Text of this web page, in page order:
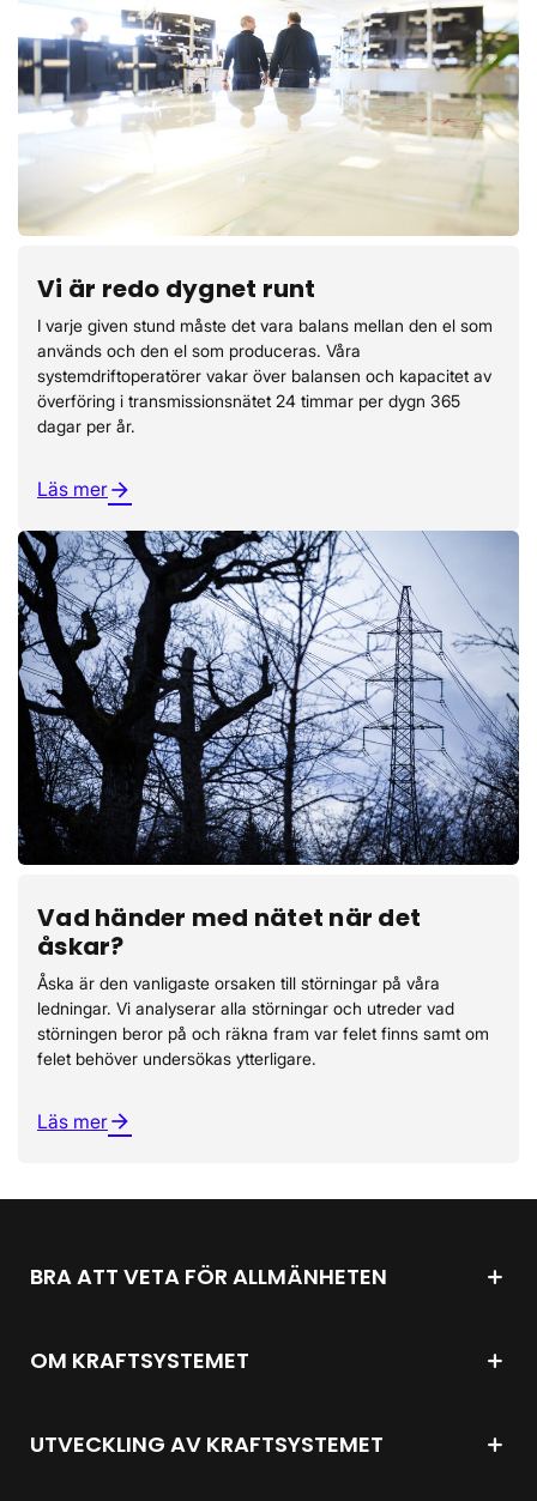
Vi är redo dygnet runt
I varje given stund måste det vara balans mellan den el som
används och den el som produceras. Våra
systemdriftoperatörer vakar över balansen och kapacitet av
överföring i transmissionsnätet 24 timmar per dygn 365
dagar per år.
Läs merarrow_forward
Vad händer med nätet när det
åskar?
Åska är den vanligaste orsaken till störningar på våra
ledningar. Vi analyserar alla störningar och utreder vad
störningen beror på och räkna fram var felet finns samt om
felet behöver undersökas ytterligare.
Läs merarrow_forward
BRA ATT VETA FÖR ALLMÄNHETEN
OM KRAFTSYSTEMET
UTVECKLING AV KRAFTSYSTEMET